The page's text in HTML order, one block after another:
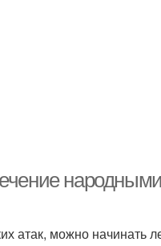
атак, можно начинать